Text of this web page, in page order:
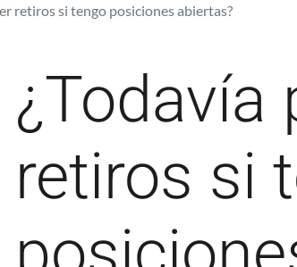
retiros si tengo posiciones abiertas?
¿Todavía
retiros si